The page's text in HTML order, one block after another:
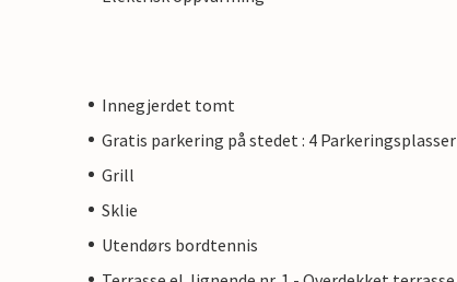
Innegjerdet tomt
Gratis parkering på stedet : 4 Parkeringsplasser
Grill
Sklie
Utendørs bordtennis